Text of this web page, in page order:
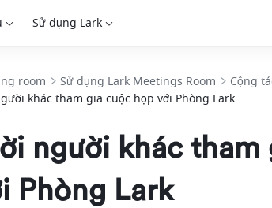
Sử dụng Lark
room Sử dụng Lark Meetings Room
Cộng
khác tham gia cuộc họp với Phòng Lark
người khác tham
Phòng Lark